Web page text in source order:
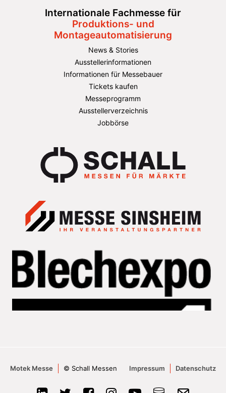
Internationale Fachmesse für
Produktions- und
Montageautomatisierung
News & Stories
Ausstellerinformationen
Informationen für Messebauer
Tickets kaufen
Messeprogramm
Ausstellerverzeichnis
Jobbörse
Motek Messe © Schall Messen Impressum Datenschutz